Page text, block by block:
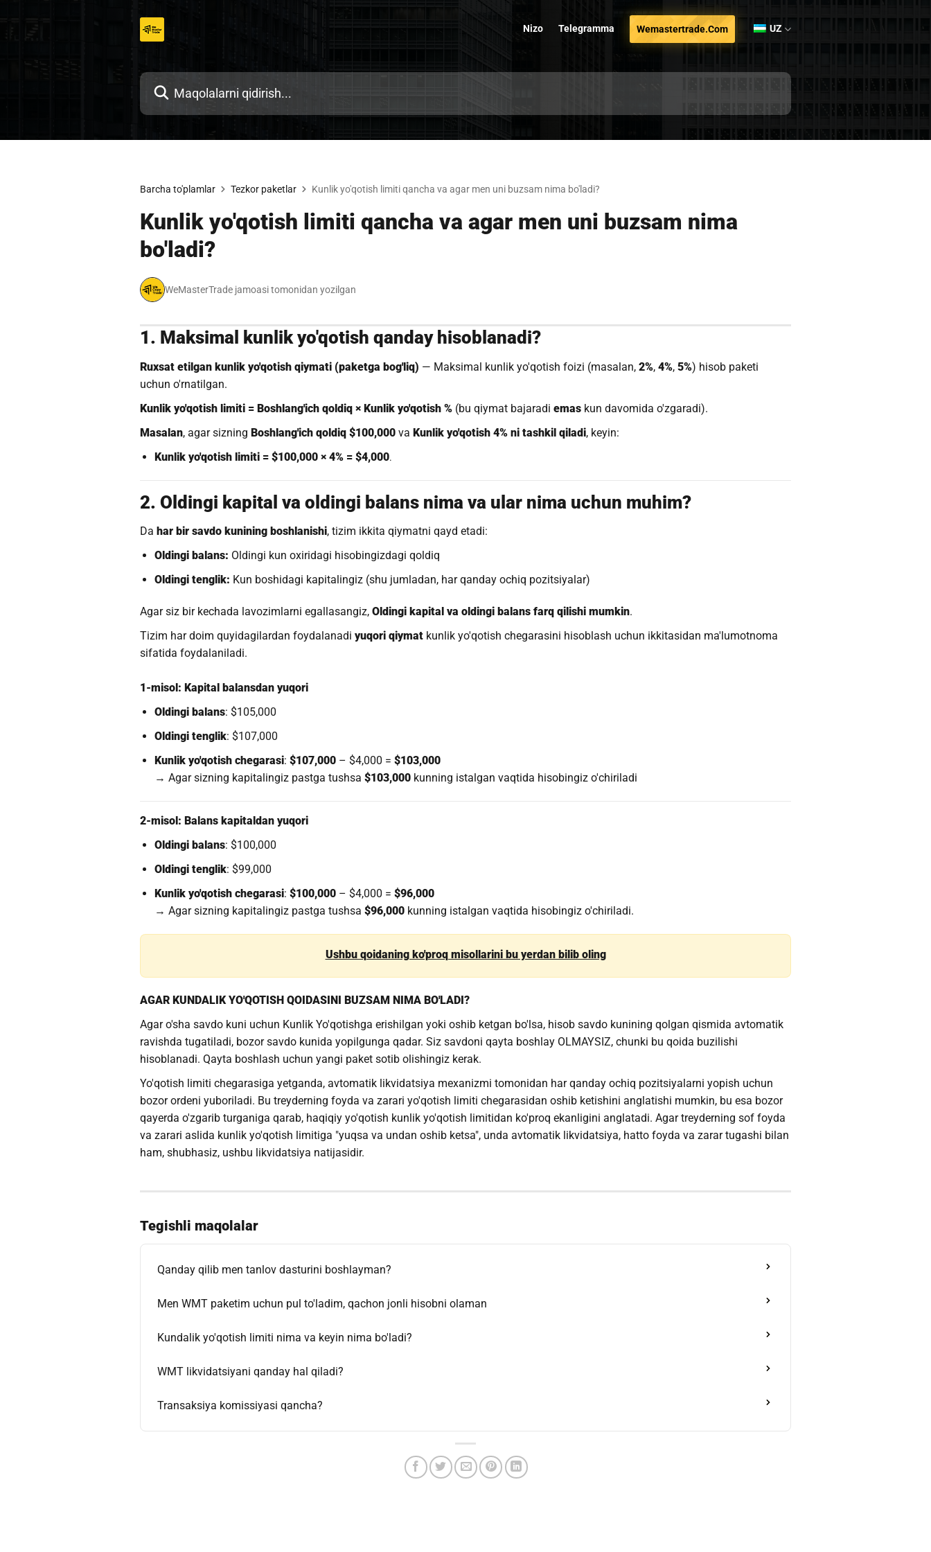
Nizo Telegramma Wemastertrade.com UZ
Barcha to'plamlar Tezkor paketlar Kunlik yo'qotish limiti qancha va agar men uni buzsam nima bo'ladi?
Kunlik yo'qotish limiti qancha va agar men uni buzsam nima
bo'ladi?
WeMasterTrade jamoasi tomonidan yozilgan
1. Maksimal kunlik yo'qotish qanday hisoblanadi?
Ruxsat etilgan kunlik yo'qotish qiymati (paketga bog'liq) — Maksimal kunlik yo'qotish foizi (masalan, 2%, 4%, 5%) hisob paketi
uchun o'rnatilgan.
Kunlik yo'qotish limiti = Boshlang'ich qoldiq × Kunlik yo'qotish % (bu qiymat bajaradi emas kun davomida o'zgaradi).
Masalan, agar sizning Boshlang'ich qoldiq $100,000 va Kunlik yo'qotish 4% ni tashkil qiladi, keyin:
Kunlik yo'qotish limiti = $100,000 × 4% = $4,000.
2. Oldingi kapital va oldingi balans nima va ular nima uchun muhim?
Da har bir savdo kunining boshlanishi, tizim ikkita qiymatni qayd etadi:
Oldingi balans: Oldingi kun oxiridagi hisobingizdagi qoldiq
Oldingi tenglik: Kun boshidagi kapitalingiz (shu jumladan, har qanday ochiq pozitsiyalar)
Agar siz bir kechada lavozimlarni egallasangiz, Oldingi kapital va oldingi balans farq qilishi mumkin.
Tizim har doim quyidagilardan foydalanadi yuqori qiymat kunlik yo'qotish chegarasini hisoblash uchun ikkitasidan ma'lumotnoma
sifatida foydalaniladi.
1-misol: Kapital balansdan yuqori
Oldingi balans: $105,000
Oldingi tenglik: $107,000
Kunlik yo'qotish chegarasi: $107,000– $4,000 = $103,000
→ Agar sizning kapitalingiz pastga tushsa $103,000kunning istalgan vaqtida hisobingiz o'chiriladi
2-misol: Balans kapitaldan yuqori
Oldingi balans: $100,000
Oldingi tenglik: $99,000
Kunlik yo'qotish chegarasi: $100,000– $4,000 = $96,000
→ Agar sizning kapitalingiz pastga tushsa $96,000kunning istalgan vaqtida hisobingiz o'chiriladi.
Ushbu qoidaning ko'proq misollarini bu yerdan bilib oling
AGAR KUNDALIK YO'QOTISH QOIDASINI BUZSAM NIMA BO'LADI?
Agar o'sha savdo kuni uchun Kunlik Yo'qotishga erishilgan yoki oshib ketgan bo'lsa, hisob savdo kunining qolgan qismida avtomatik
ravishda tugatiladi, bozor savdo kunida yopilgunga qadar. Siz savdoni qayta boshlay OLMAYSIZ, chunki bu qoida buzilishi
hisoblanadi. Qayta boshlash uchun yangi paket sotib olishingiz kerak.
Yo'qotish limiti chegarasiga yetganda, avtomatik likvidatsiya mexanizmi tomonidan har qanday ochiq pozitsiyalarni yopish uchun
bozor ordeni yuboriladi. Bu treyderning foyda va zarari yo'qotish limiti chegarasidan oshib ketishini anglatishi mumkin, bu esa bozor
qayerda o'zgarib turganiga qarab, haqiqiy yo'qotish kunlik yo'qotish limitidan ko'proq ekanligini anglatadi. Agar treyderning sof foyda
va zarari aslida kunlik yo'qotish limitiga "yuqsa va undan oshib ketsa", unda avtomatik likvidatsiya, hatto foyda va zarar tugashi bilan
ham, shubhasiz, ushbu likvidatsiya natijasidir.
Tegishli maqolalar
Qanday qilib men tanlov dasturini boshlayman?
Men WMT paketim uchun pul to'ladim, qachon jonli hisobni olaman
Kundalik yo'qotish limiti nima va keyin nima bo'ladi?
WMT likvidatsiyani qanday hal qiladi?
Transaksiya komissiyasi qancha?